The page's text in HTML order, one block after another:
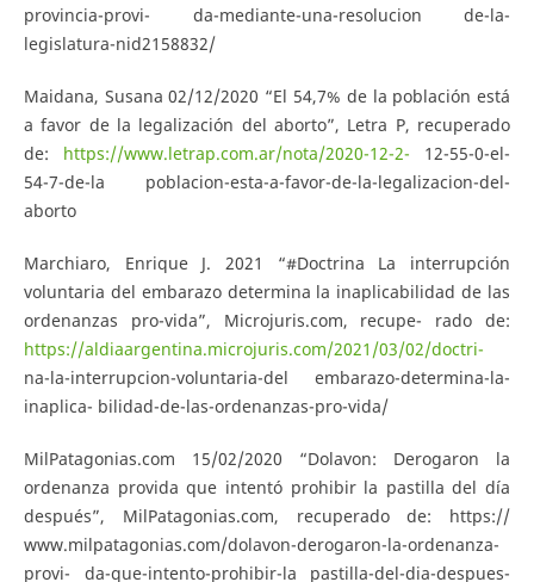
provincia-provi- da-mediante-una-resolucion de-la-
legislatura-nid2158832/
Maidana, Susana 02/12/2020 “El 54,7% de la población está
a favor de la legalización del aborto”, Letra P, recuperado
de: https://www.letrap.com.ar/nota/2020-12-2- 12-55-0-el-
54-7-de-la poblacion-esta-a-favor-de-la-legalizacion-del-
aborto
Marchiaro, Enrique J. 2021 “#Doctrina La interrupción
voluntaria del embarazo determina la inaplicabilidad de las
ordenanzas pro-vida”, Microjuris.com, recupe- rado de:
https://aldiaargentina.microjuris.com/2021/03/02/doctri-
na-la-interrupcion-voluntaria-del embarazo-determina-la-
inaplica- bilidad-de-las-ordenanzas-pro-vida/
MilPatagonias.com 15/02/2020 “Dolavon: Derogaron la
ordenanza provida que intentó prohibir la pastilla del día
después”, MilPatagonias.com, recuperado de: https://
www.milpatagonias.com/dolavon-derogaron-la-ordenanza-
provi- da-que-intento-prohibir-la pastilla-del-dia-despues-